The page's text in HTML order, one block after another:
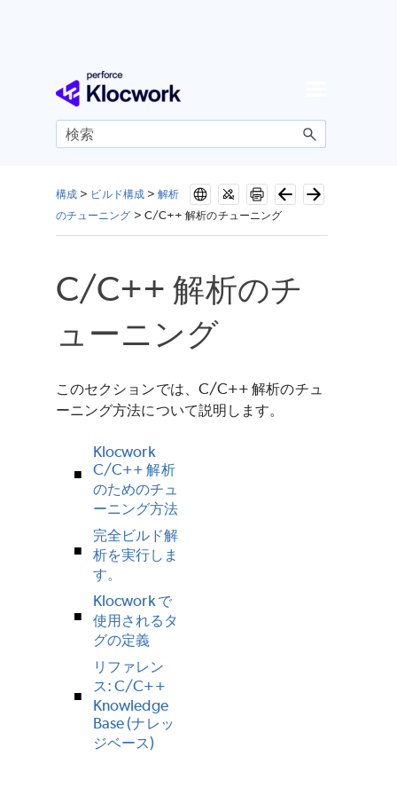
メイン コンテンツにスキップ
構成 > ビルド構成>解析
のチューニング > C/C++ 解析のチューニング
C/C++ 解析のチ
ューニング
このセクションでは、C/C++ 解析のチュ
ーニング方法について説明します。
Klocwork
C/C++ 解析
のためのチュ
ーニング方法
完全ビルド解
析を実行しま
す。
Klocwork で
使用されるタ
グの定義
リファレン
ス: C/C++
Knowledge
Base (ナレッ
ジベース)